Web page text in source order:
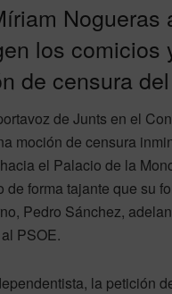
los
de censura
de Junts en el
moción de censura
el Palacio de la
de forma tajante que su
Pedro Sánchez,
PSOE.
la petición